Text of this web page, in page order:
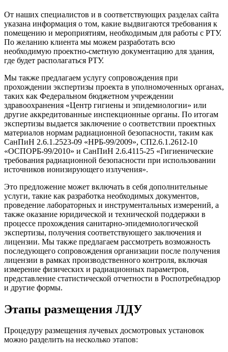
От наших специалистов и в соответствующих разделах сайта
указана информация о том, какие выдвигаются требования к
помещению и мероприятиям, необходимым для работы с РТУ.
По желанию клиента мы можем разработать всю
необходимую проектно-сметную документацию для здания,
где будет располагаться РТУ.
Мы также предлагаем услугу сопровождения при
прохождении экспертизы проекта в уполномоченных органах,
таких как Федеральном бюджетном учреждении
здравоохранения «Центр гигиены и эпидемиологии» или
другие аккредитованные инспекционные органы. По итогам
экспертизы выдается заключение о соответствии проектных
материалов нормам радиационной безопасности, таким как
СанПиН 2.6.1.2523-09 «НРБ-99/2009», СП2.6.1.2612-10
«ОСПОРБ-99/2010» и СанПиН 2.6.4115-25 «Гигиенические
требования радиационной безопасности при использовании
источников ионизирующего излучения».
Это предложение может включать в себя дополнительные
услуги, такие как разработка необходимых документов,
проведение лабораторных и инструментальных измерений, а
также оказание юридической и технической поддержки в
процессе прохождения санитарно-эпидемиологической
экспертизы, получения соответствующего заключения и
лицензии. Мы также предлагаем рассмотреть возможность
последующего сопровождения организации после получения
лицензии в рамках производственного контроля, включая
измерение физических и радиационных параметров,
представление статистической отчетности в Роспотребнадзор
и другие формы.
Этапы размещения ЛДУ
Процедуру размещения лучевых досмотровых установок
можно разделить на несколько этапов: